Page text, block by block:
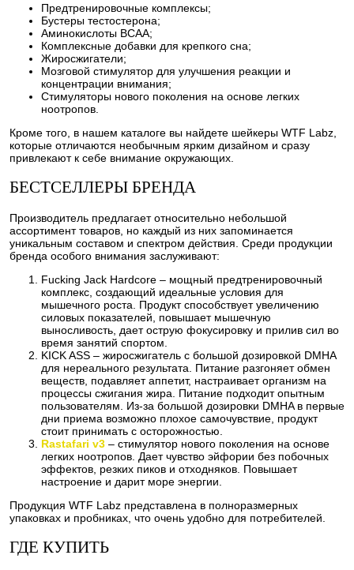
Предтренировочные комплексы;
Бустеры тестостерона;
Аминокислоты BCAA;
Комплексные добавки для крепкого сна;
Жиросжигатели;
Мозговой стимулятор для улучшения реакции и
концентрации внимания;
Стимуляторы нового поколения на основе легких
ноотропов.
Кроме того, в нашем каталоге вы найдете шейкеры WTF Labz,
которые отличаются необычным ярким дизайном и сразу
привлекают к себе внимание окружающих.
БЕСТСЕЛЛЕРЫ БРЕНДА
Производитель предлагает относительно небольшой
ассортимент товаров, но каждый из них запоминается
уникальным составом и спектром действия. Среди продукции
бренда особого внимания заслуживают:
Fucking Jack Hardcore – мощный предтренировочный
комплекс, создающий идеальные условия для
мышечного роста. Продукт способствует увеличению
силовых показателей, повышает мышечную
выносливость, дает острую фокусировку и прилив сил во
время занятий спортом.
KICK ASS – жиросжигатель с большой дозировкой DMHA
для нереального результата. Питание разгоняет обмен
веществ, подавляет аппетит, настраивает организм на
процессы сжигания жира. Питание подходит опытным
пользователям. Из-за большой дозировки DMHA в первые
дни приема возможно плохое самочувствие, продукт
стоит принимать с осторожностью.
Rastafari v3 – стимулятор нового поколения на основе
легких ноотропов. Дает чувство эйфории без побочных
эффектов, резких пиков и отходняков. Повышает
настроение и дарит море энергии.
Продукция WTF Labz представлена в полноразмерных
упаковках и пробниках, что очень удобно для потребителей.
ГДЕ КУПИТЬ